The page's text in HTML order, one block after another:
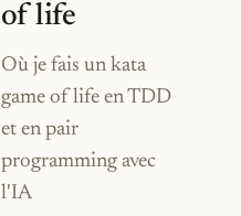
of life
Où je fais un kata
game of life en TDD
et en pair
programming avec
l'IA